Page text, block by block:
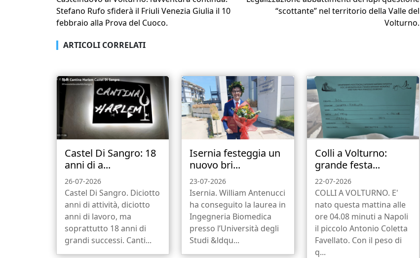
Stefano Rufo sfiderà il Friuli Venezia Giulia il 10
febbraio alla Prova del Cuoco.
“scottante” nel territorio della Valle del
Volturno.
ARTICOLI CORRELATI
Castel Di Sangro: 18
anni di a...
26-07-2026
Castel Di Sangro. Diciotto
anni di attività, diciotto
anni di lavoro, ma
soprattutto 18 anni di
grandi successi. Canti...
Isernia festeggia un
nuovo bri...
23-07-2026
Isernia. William Antenucci
ha conseguito la laurea in
Ingegneria Biomedica
presso l’Università degli
Studi &ldqu...
Colli a Volturno:
grande festa...
22-07-2026
COLLI A VOLTURNO. E'
nato questa mattina alle
ore 04.08 minuti a Napoli
il piccolo Antonio Coletta
Favellato. Con il peso di
q...